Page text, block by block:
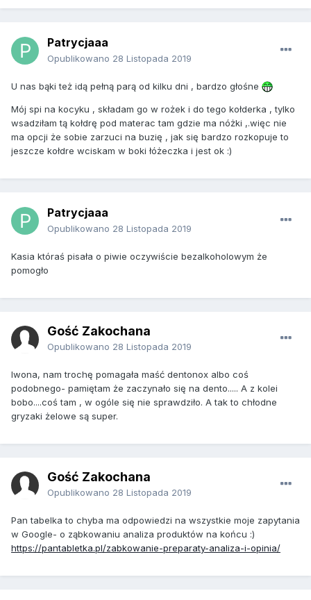
Patrycjaaa
Opublikowano 28 Listopada 2019
U nas bąki też idą pełną parą od kilku dni , bardzo głośne
Mój spi na kocyku , składam go w rożek i do tego kołderka , tylko
wsadziłam tą kołdrę pod materac tam gdzie ma nóżki ,.więc nie
ma opcji że sobie zarzuci na buzię , jak się bardzo rozkopuje to
jeszcze kołdre wciskam w boki łóżeczka i jest ok :)
Patrycjaaa
Opublikowano 28 Listopada 2019
Kasia któraś pisała o piwie oczywiście bezalkoholowym że
pomogło
Gość Zakochana
Opublikowano 28 Listopada 2019
Iwona, nam trochę pomagała maść dentonox albo coś
podobnego- pamiętam że zaczynało się na dento..... A z kolei
bobo....coś tam , w ogóle się nie sprawdziło. A tak to chłodne
gryzaki żelowe są super.
Gość Zakochana
Opublikowano 28 Listopada 2019
Pan tabelka to chyba ma odpowiedzi na wszystkie moje zapytania
w Google- o ząbkowaniu analiza produktów na końcu :)
https://pantabletka.pl/zabkowanie-preparaty-analiza-i-opinia/